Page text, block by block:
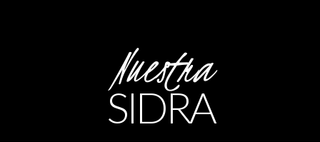
Nuestra
SIDRA